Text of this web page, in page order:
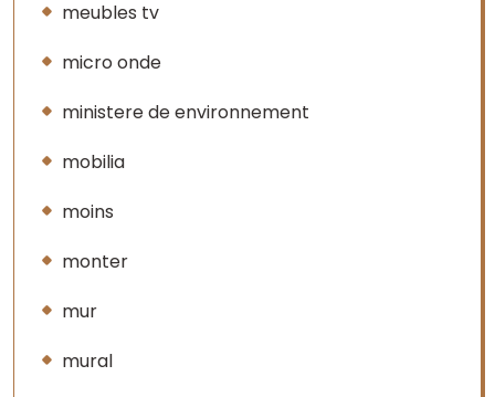
meubles tv
micro onde
ministere de environnement
mobilia
moins
monter
mur
mural